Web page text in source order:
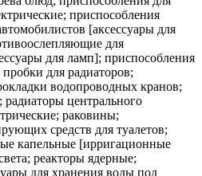
приспособления
[аксессуары для
для
для ламп]; приспособления
для радиаторов;
водопроводных кранов;
центрального
раковины;
средств для туалетов;
капельные [ирригационные
реакторы ядерные;
для хранения воды под